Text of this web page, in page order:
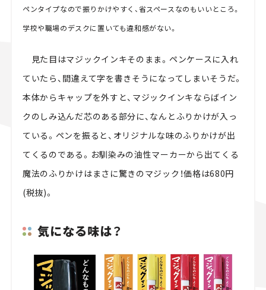
ペンタイプなので振りかけやすく、省スペースなのもいいところ。
学校や職場のデスクに置いても違和感がない。
見た目はマジックインキそのまま。ペンケースに入れ
ていたら、間違えて字を書きそうになってしまいそうだ。
本体からキャップを外すと、マジックインキならばイン
クのしみ込んだ芯のある部分に、なんとふりかけが入っ
ている。ペンを振ると、オリジナルな味のふりかけが出
てくるのである。お馴染みの油性マーカーから出てくる
魔法のふりかけはまさに驚きのマジック！価格は680円
(税抜)。
気になる味は？